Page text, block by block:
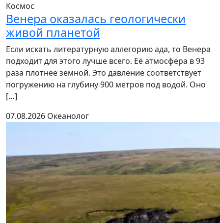
Космос
Венера оказалась геологически
живой планетой
Если искать литературную аллегорию ада, то Венера
подходит для этого лучше всего. Её атмосфера в 93
раза плотнее земной. Это давление соответствует
погружению на глубину 900 метров под водой. Оно
[…]
07.08.2026 Океанолог